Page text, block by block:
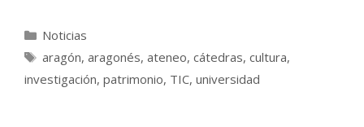
Categorías
Noticias
Etiquetas
aragón, aragonés, ateneo, cátedras, cultura,
investigación, patrimonio, TIC, universidad